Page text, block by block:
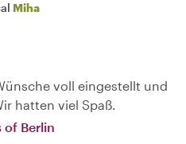
Miha
voll eingestellt und
hatten viel Spaß.
of Berlin